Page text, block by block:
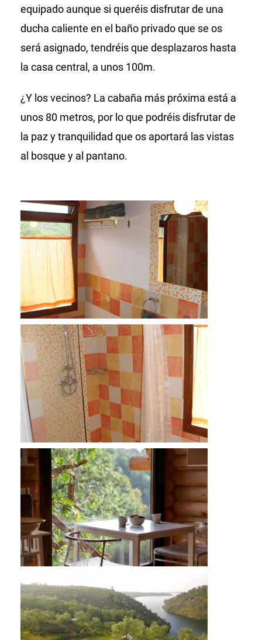
equipado aunque si queréis disfrutar de una
ducha caliente en el baño privado que se os
será asignado, tendréis que desplazaros hasta
la casa central, a unos 100m.
¿Y los vecinos? La cabaña más próxima está a
unos 80 metros, por lo que podréis disfrutar de
la paz y tranquilidad que os aportará las vistas
al bosque y al pantano.